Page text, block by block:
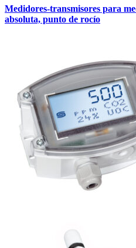
Medidores-transmisores para
absoluta, punto de rocío